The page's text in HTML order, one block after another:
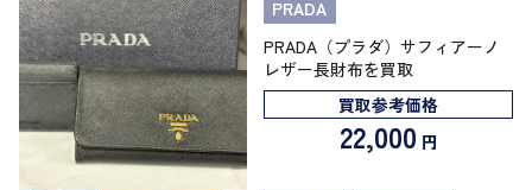
PRADA
PRADA（プラダ）サフィアーノ
レザー長財布を買取
買取参考価格
22,000 円